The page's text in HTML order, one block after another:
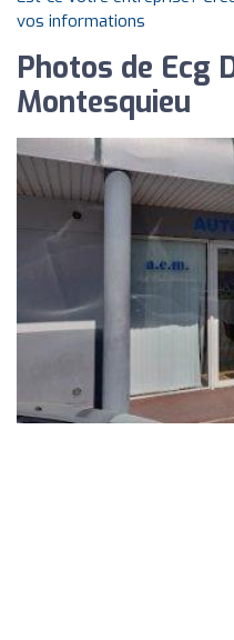
vos informations
Photos de Ecg
Montesquieu